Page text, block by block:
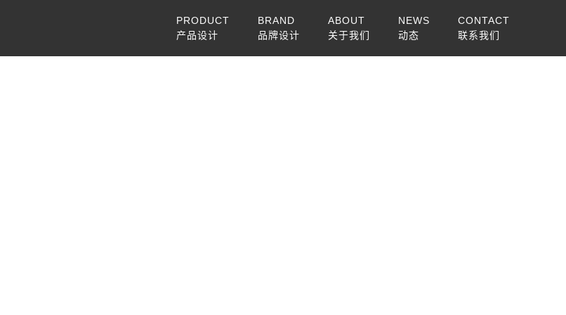
PRODUCT
产品设计
BRAND
品牌设计
ABOUT
关于我们
NEWS
动态
CONTACT
联系我们